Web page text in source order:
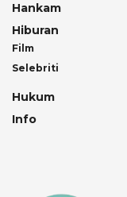
Hankam
Hiburan
Film
Selebriti
Hukum
Info